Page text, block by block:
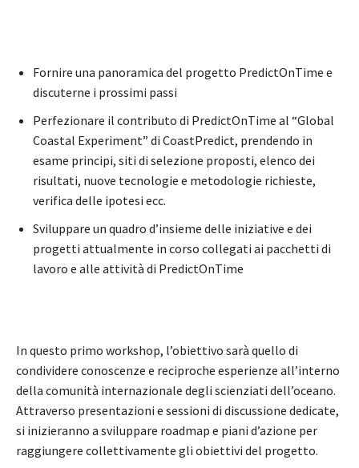
Fornire una panoramica del progetto PredictOnTime e
discuterne i prossimi passi
Perfezionare il contributo di PredictOnTime al “Global
Coastal Experiment” di CoastPredict, prendendo in
esame principi, siti di selezione proposti, elenco dei
risultati, nuove tecnologie e metodologie richieste,
verifica delle ipotesi ecc.
Sviluppare un quadro d’insieme delle iniziative e dei
progetti attualmente in corso collegati ai pacchetti di
lavoro e alle attività di PredictOnTime
In questo primo workshop, l’obiettivo sarà quello di
condividere conoscenze e reciproche esperienze all’interno
della comunità internazionale degli scienziati dell’oceano.
Attraverso presentazioni e sessioni di discussione dedicate,
si inizieranno a sviluppare roadmap e piani d’azione per
raggiungere collettivamente gli obiettivi del progetto.